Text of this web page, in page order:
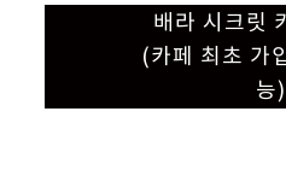
배라 시크릿
(카페 최초 가
능)